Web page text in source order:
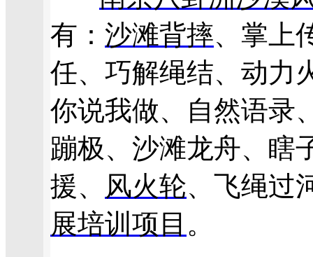
有： 沙滩背摔、掌上
任、巧解绳结、动力
你说我做、自然语录
蹦极、沙滩龙舟、瞎
援、
风火轮、飞绳过
展培训项目 。